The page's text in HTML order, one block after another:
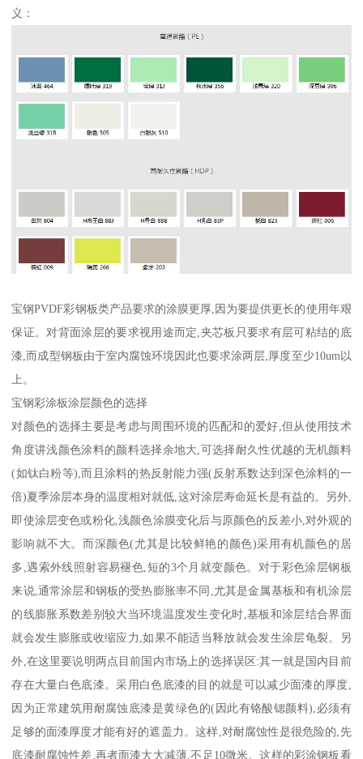
义：
宝钢PVDF彩钢板类产品要求的涂膜更厚,因为要提供更长的使用年艰
保证。对背面涂层的要求视用途而定,夹芯板只要求有层可粘结的底
漆,而成型钢板由于室内腐蚀环境因此也要求涂两层,厚度至少10um以
上。
宝钢彩涂板涂层颜色的选择
对颜色的选择主要是考虑与周围环境的匹配和的爱好,但从使用技术
角度讲浅颜色涂料的颜料选择余地大,可选择耐久性优越的无机颜料
(如钛白粉等),而且涂料的热反射能力强(反射系数达到深色涂料的一
倍)夏季涂层本身的温度相对就低,这对涂层寿命延长是有益的。另外,
即使涂层变色或粉化,浅颜色涂膜变化后与原颜色的反差小,对外观的
影响就不大。而深颜色(尤其是比较鲜艳的颜色)采用有机颜色的居
多,遇索外线照射容易褪色,短的3个月就变颜色。对于彩色涂层钢板
来说,通常涂层和钢板的受热膨胀率不同,尤其是金属基板和有机涂层
的线膨胀系数差别较大当环境温度发生变化时,基板和涂层结合界面
就会发生膨胀或收缩应力,如果不能适当释放就会发生涂层龟裂。另
外,在这里要说明两点目前国内市场上的选择误区:其一就是国内目前
存在大量白色底漆。采用白色底漆的目的就是可以减少面漆的厚度,
因为正常建筑用耐腐蚀底漆是黄绿色的(因此有铬酸锶颜料),必须有
足够的面漆厚度才能有好的遮盖力。这样,对耐腐蚀性是很危险的,先
底漆耐腐蚀性差,再者面漆大大减薄,不足10微米。这样的彩涂钢板看